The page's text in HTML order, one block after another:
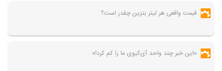
قیمت واقعی هر لیتر بنزین چقدر است؟
«این خبر چند واحد آی‌کیوی ما را کم کرد!»